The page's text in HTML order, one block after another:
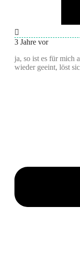
3 Jahre vor
ja, so ist es für mich
wieder geeint, löst